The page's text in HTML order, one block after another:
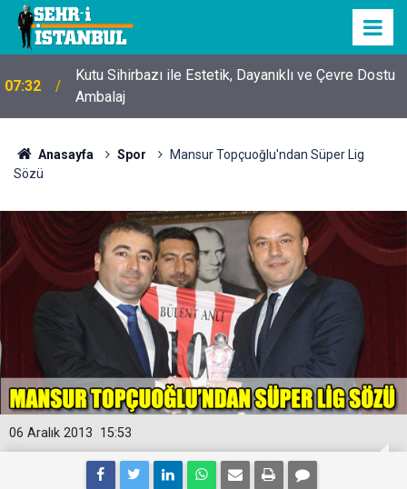
07:32
Kutu Sihirbazı ile Estetik, Dayanıklı ve Çevre Dostu
Ambalaj
Anasayfa Spor
Mansur Topçuoğlu'ndan Süper Lig
Sözü
15:53
06 Aralık 2013